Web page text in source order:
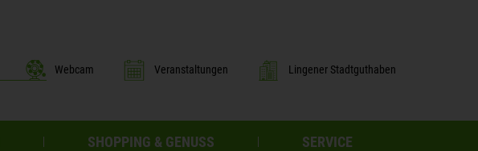
Webcam Veranstaltungen Lingener Stadtguthaben
SHOPPING & GENUSS SERVICE